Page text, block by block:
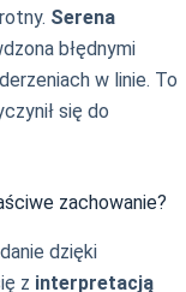
Serena
błędnymi
w linie. To
się do
zachowanie?
dzięki
z interpretacją